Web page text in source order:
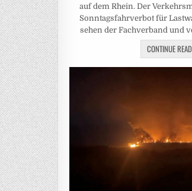
auf dem Rhein. Der
Sonntagsfahrverbot für
sehen der Fachverband und
CONTINUE